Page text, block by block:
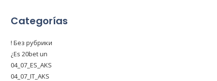
Categorías
! Без рубрики
¿Es 20bet un
04_07_ES_AKS
04_07_IT_AKS